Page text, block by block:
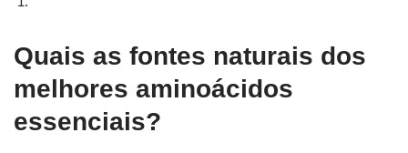
Quais as fontes naturais dos
melhores aminoácidos
essenciais?